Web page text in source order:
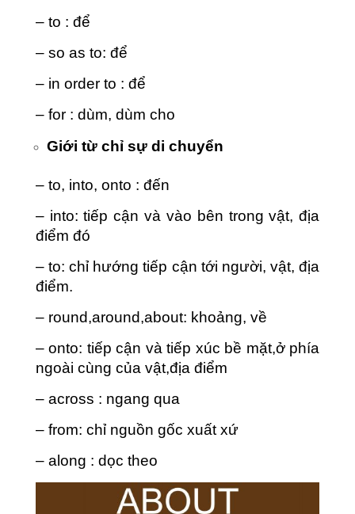
– to : để
– so as to: để
– in order to : để
– for : dùm, dùm cho
Giới từ chỉ sự di chuyển
– to, into, onto : đến
– into: tiếp cận và vào bên trong vật, địa
điểm đó
– to: chỉ hướng tiếp cận tới người, vật, địa
điểm.
– round,around,about: khoảng, về
– onto: tiếp cận và tiếp xúc bề mặt,ở phía
ngoài cùng của vật,địa điểm
– across : ngang qua
– from: chỉ nguồn gốc xuất xứ
– along : dọc theo